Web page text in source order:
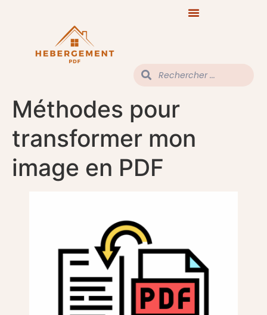
Méthodes pour
transformer mon
image en PDF